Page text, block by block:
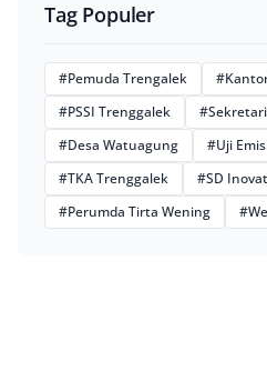
Tag Populer
#Pemuda Trengalek
#PSSI Trenggalek
#Desa Watuagung
#Uji
#TKA Trenggalek
#SD
#Perumda Tirta Wening